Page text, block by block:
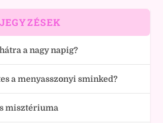
a nagy napig?
a menyasszonyi sminked?
misztériuma